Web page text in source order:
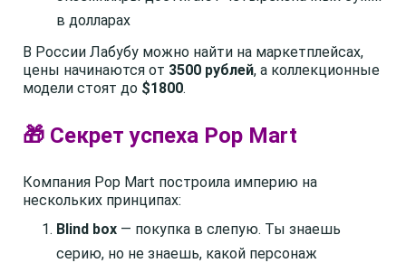
в долларах
В России Лабубу можно найти на маркетплейсах,
цены начинаются от 3500 рублей, а коллекционные
модели стоят до $1800.
🎁 Секрет успеха Pop Mart
Компания Pop Mart построила империю на
нескольких принципах:
Blind box — покупка в слепую. Ты знаешь
серию, но не знаешь, какой персонаж